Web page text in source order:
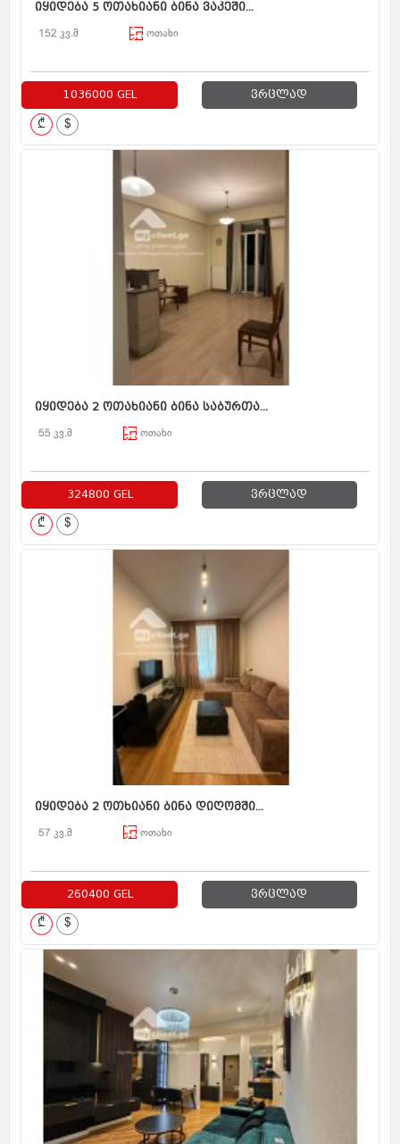
იყიდება 5 ოთახიანი ბინა ვაკეში...
152 კვ.მ ოთახი
1036000 GEL ვრცლად
₾ $
იყიდება 2 ოთახიანი ბინა საბურთა...
55 კვ.მ ოთახი
324800 GEL ვრცლად
₾ $
იყიდება 2 ოთხიანი ბინა დიღომში...
57 კვ.მ ოთახი
260400 GEL ვრცლად
₾ $